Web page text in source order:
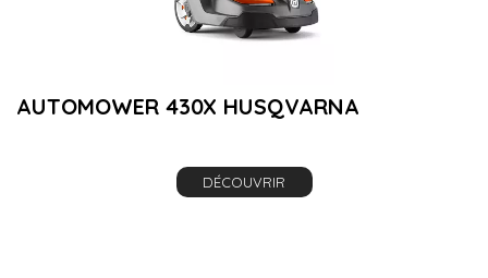
AUTOMOWER 430X HUSQVARNA
DÉCOUVRIR